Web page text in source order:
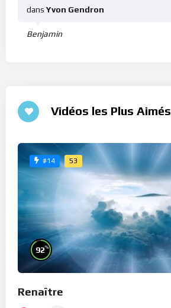
Benjamin
dans Yvon Gendron
Vidéos les Plus Aimés
#14 53
92%
Renaître